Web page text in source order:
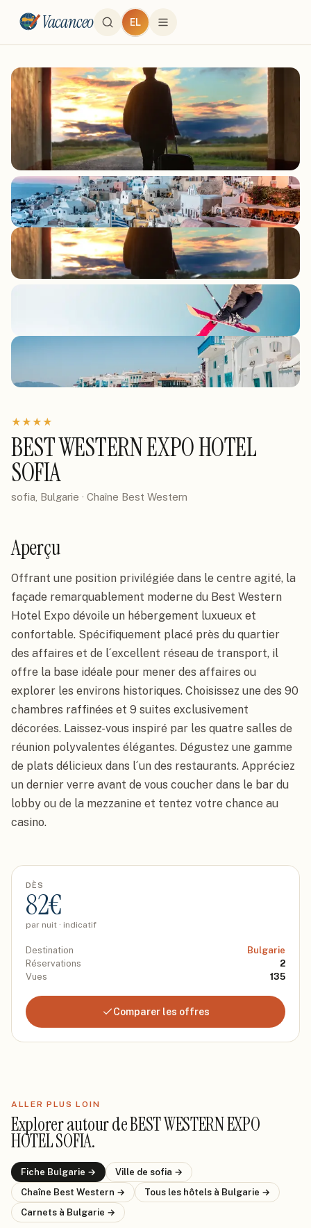
Vacanceo EL
★★★★
BEST WESTERN EXPO HOTEL
SOFIA
sofia, Bulgarie · Chaîne Best Western
Aperçu
Offrant une position privilégiée dans le centre agité, la
façade remarquablement moderne du Best Western
Hotel Expo dévoile un hébergement luxueux et
confortable. Spécifiquement placé près du quartier
des affaires et de l´excellent réseau de transport, il
offre la base idéale pour mener des affaires ou
explorer les environs historiques. Choisissez une des 90
chambres raffinées et 9 suites exclusivement
décorées. Laissez-vous inspiré par les quatre salles de
réunion polyvalentes élégantes. Dégustez une gamme
de plats délicieux dans l´un des restaurants. Appréciez
un dernier verre avant de vous coucher dans le bar du
lobby ou de la mezzanine et tentez votre chance au
casino.
DÈS
82€
par nuit · indicatif
Destination
Bulgarie
Réservations
2
Vues
135
Comparer les offres
ALLER PLUS LOIN
Explorer autour deBEST WESTERN EXPO
HOTEL SOFIA.
Fiche Bulgarie → Ville de sofia →
Chaîne Best Western → Tous les hôtels à Bulgarie →
Carnets à Bulgarie →